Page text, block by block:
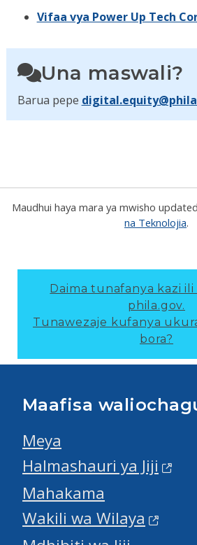
Vifaa vya Power Up Tech
Una maswali?
Barua pepe
Maudhui haya mara ya mwisho
na Teknolojia.
Daima tunafanya kazi
phila.gov.
Tunawezaje kufanya
bora?
Maafisa
Meya
Halmashauri ya Jiji
Mahakama
Wakili wa Wilaya